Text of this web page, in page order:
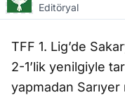
Editöryal
TFF 1. Lig’de
2-1’lik yenilgiyle
yapmadan Sarıyer